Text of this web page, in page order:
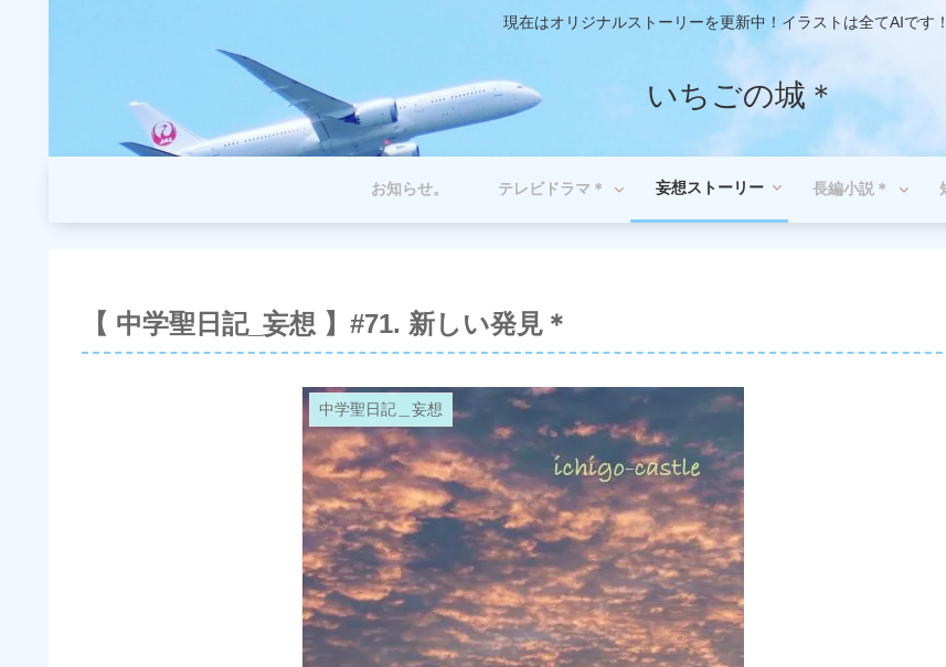
現在はオリジナルストーリーを更新中！イラストは全てAIです
いちごの城＊
お知らせ。 テレビドラマ＊ 妄想ストーリー 長編小説＊
【 中学聖日記_妄想 】#71. 新しい発見＊
中学聖日記＿妄想